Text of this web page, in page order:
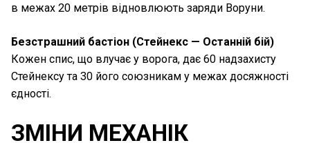
в межах 20 метрів відновлюють заряди Воруни.
Безстрашний бастіон (Стейнекс — Останній бій)
Кожен спис, що влучає у ворога, дає 60 надзахисту
Стейнексу та 30 його союзникам у межах досяжності
єдності.
ЗМІНИ МЕХАНІК